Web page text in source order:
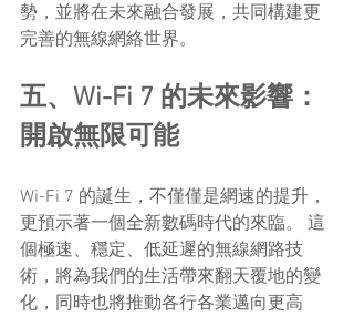
勢，並將在未來融合發展，共同構建更
完善的無線網絡世界。
五、Wi-Fi 7 的未來影響：
開啟無限可能
Wi-Fi 7 的誕生，不僅僅是網速的提升，
更預示著一個全新數碼時代的來臨。 這
個極速、穩定、低延遲的無線網路技
術，將為我們的生活帶來翻天覆地的變
化，同時也將推動各行各業邁向更高